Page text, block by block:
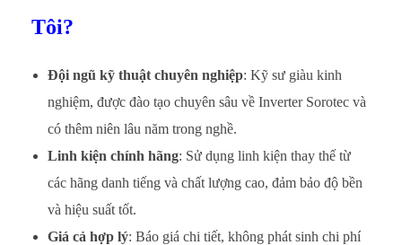
Tôi?
Đội ngũ kỹ thuật chuyên nghiệp: Kỹ sư giàu kinh
nghiệm, được đào tạo chuyên sâu về Inverter Sorotec và
có thêm niên lâu năm trong nghề.
Linh kiện chính hãng: Sử dụng linh kiện thay thế từ
các hãng danh tiếng và chất lượng cao, đảm bảo độ bền
và hiệu suất tốt.
Giá cả hợp lý: Báo giá chi tiết, không phát sinh chi phí